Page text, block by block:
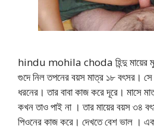
hindu mohila choda হিন্দু মায়ের
গুদে নিল তপনের বয়স মাত্র ১৮ বৎসর।
ধরনের। তার বাবা কাজ করে দূরে। মাসে
কখন তাও পাই না । তার মায়ের বয়স ৩৪
পিওনের কাজ করে। দেখতে বেশ ভাল ।